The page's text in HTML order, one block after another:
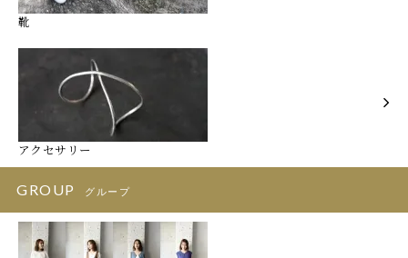
靴
アクセサリー
GROUP グループ